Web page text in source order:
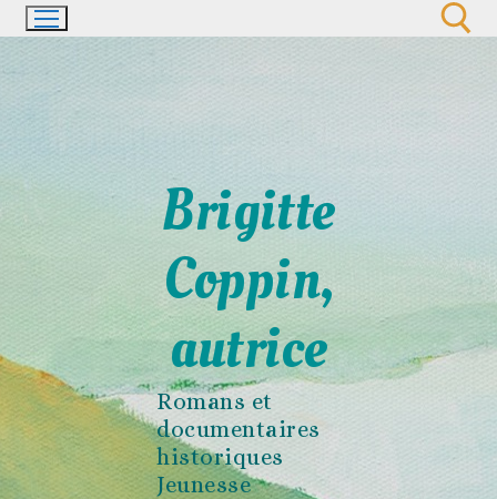
Aller
au
Brigitte
Coppin,
autrice
Romans et
documentaires
historiques
Jeunesse